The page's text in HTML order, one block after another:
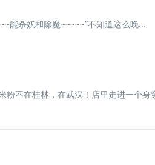
能杀妖和除魔~~~~~”不知道这么晚...
不在桂林，在武汉！店里走进一个